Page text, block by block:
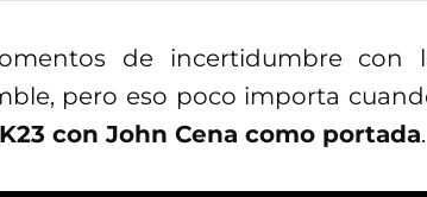
de incertidumbre con
pero eso poco importa
con John Cena como portada.